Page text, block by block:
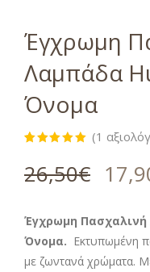
Έγχρωμη
Λαμπάδα
Όνομα
από 5 με
βάση
(1
26,50€
Έγχρωμη
Όνομα. Εκτυπωμένη
με ζωντανά χρώματα.